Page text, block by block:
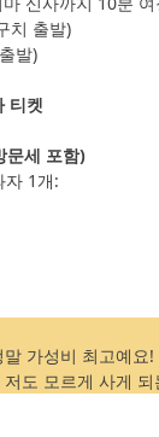
치 출발)
발)
티켓
문세 포함)
자 1개:
말 가성비 최고예
도 모르게 사게